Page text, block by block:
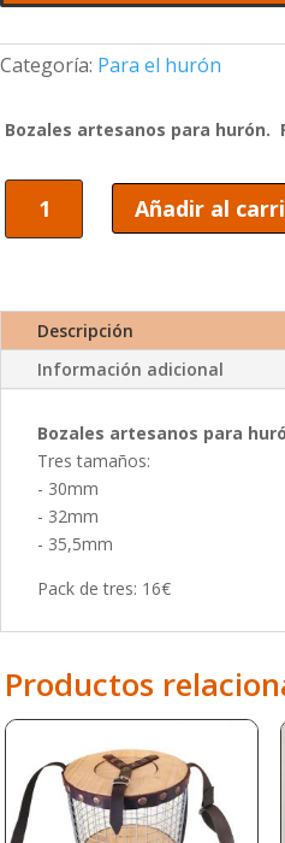
Categoría: Para el hurón
Bozales artesanos para hurón.
3
Bozales
artesanos
cantidad
Añadir al
Descripción
Información adicional
Bozales artesanos para
Tres tamaños:
- 30mm
- 32mm
- 35,5mm
Pack de tres: 16€
Productos